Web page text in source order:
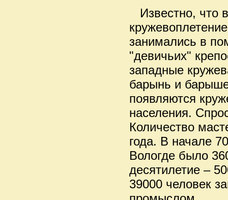
Известно, что
занимались в
"девичьих"
западные
барынь и
появляются
населения.
Количество
года. В начале
Вологде было
десятилетие –
39000 человек